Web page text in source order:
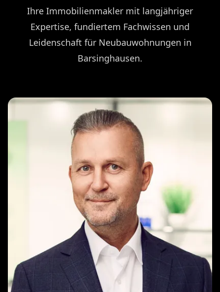
Ihre Immobilienmakler mit langjähriger
Expertise, fundiertem Fachwissen und
Leidenschaft für Neubauwohnungen in
Barsinghausen.